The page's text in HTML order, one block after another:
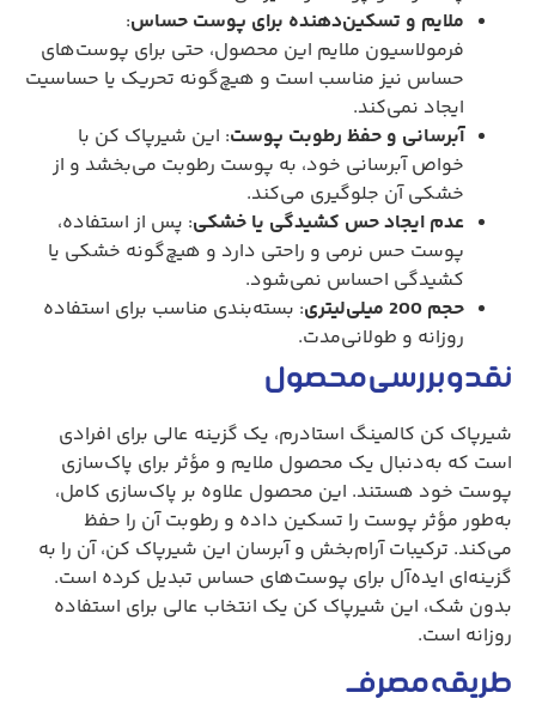
ملایم و تسکین‌دهنده برای پوست حساس:
فرمولاسیون ملایم این محصول، حتی برای پوست‌های
حساس نیز مناسب است و هیچ‌گونه تحریک یا حساسیت
ایجاد نمی‌کند.
آبرسانی و حفظ رطوبت پوست: این شیرپاک کن با
خواص آبرسانی خود، به پوست رطوبت می‌بخشد و از
خشکی آن جلوگیری می‌کند.
عدم ایجاد حس کشیدگی یا خشکی: پس از استفاده،
پوست حس نرمی و راحتی دارد و هیچ‌گونه خشکی یا
کشیدگی احساس نمی‌شود.
حجم 200 میلی‌لیتری
: بسته‌بندی مناسب برای استفاده
روزانه و طولانی‌مدت.
نقد و بررسی محصول
شیرپاک کن کالمینگ استادرم، یک گزینه عالی برای افرادی
است که به‌دنبال یک محصول ملایم و مؤثر برای پاک‌سازی
پوست خود هستند. این محصول علاوه بر پاک‌سازی کامل،
به‌طور مؤثر پوست را تسکین داده و رطوبت آن را حفظ
می‌کند. ترکیبات آرام‌بخش و آبرسان این شیرپاک کن، آن را به
گزینه‌ای ایده‌آل برای پوست‌های حساس تبدیل کرده است.
بدون شک، این شیرپاک کن یک انتخاب عالی برای استفاده
روزانه است.
طریقه مصرف